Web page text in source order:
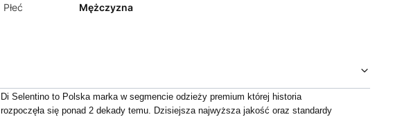
Płeć Mężczyzna
Di Selentino to Polska marka w segmencie odzieży premium której historia
rozpoczęła się ponad 2 dekady temu. Dzisiejsza najwyższa jakość oraz standardy